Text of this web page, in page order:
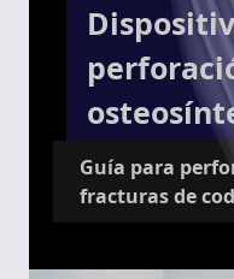
Guía para
fracturas de